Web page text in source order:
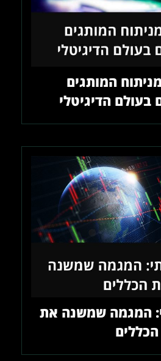
המותגים
בעולם הדיגיטלי
המגמה שמשנה את
הכללים